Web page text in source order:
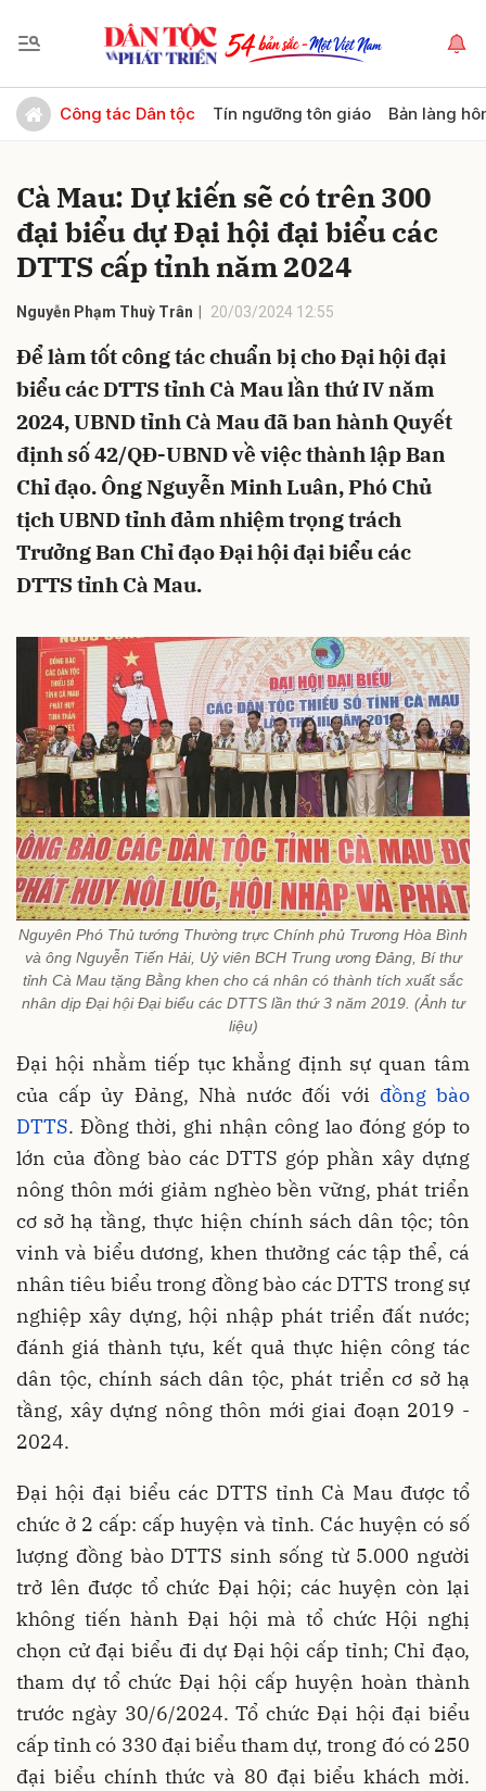
Công tác Dân tộc Tín ngưỡng tôn giáo Bản làng
Cà Mau: Dự kiến sẽ có trên 300
đại biểu dự Đại hội đại biểu các
DTTS cấp tỉnh năm 2024
Nguyễn Phạm Thuỳ Trân 20/03/2024 12:55
Để làm tốt công tác chuẩn bị cho Đại hội đại
biểu các DTTS tỉnh Cà Mau lần thứ IV năm
2024, UBND tỉnh Cà Mau đã ban hành Quyết
định số 42/QĐ-UBND về việc thành lập Ban
Chỉ đạo. Ông Nguyễn Minh Luân, Phó Chủ
tịch UBND tỉnh đảm nhiệm trọng trách
Trưởng Ban Chỉ đạo Đại hội đại biểu các
DTTS tỉnh Cà Mau.
Nguyên Phó Thủ tướng Thường trực Chính phủ Trương Hòa Bình
và ông Nguyễn Tiến Hải, Uỷ viên BCH Trung ương Đảng, Bí thư
tỉnh Cà Mau tặng Bằng khen cho cá nhân có thành tích xuất sắc
nhân dịp Đại hội Đại biểu các DTTS lần thứ 3 năm 2019. (Ảnh tư
liệu)
Đại hội nhằm tiếp tục khẳng định sự quan tâm
của cấp ủy Đảng, Nhà nước đối với đồng bào
DTTS. Đồng thời, ghi nhận công lao đóng góp to
lớn của đồng bào các DTTS góp phần xây dựng
nông thôn mới giảm nghèo bền vững, phát triển
cơ sở hạ tầng, thực hiện chính sách dân tộc; tôn
vinh và biểu dương, khen thưởng các tập thể, cá
nhân tiêu biểu trong đồng bào các DTTS trong sự
nghiệp xây dựng, hội nhập phát triển đất nước;
đánh giá thành tựu, kết quả thực hiện công tác
dân tộc, chính sách dân tộc, phát triển cơ sở hạ
tầng, xây dựng nông thôn mới giai đoạn 2019 -
2024.
Đại hội đại biểu các DTTS tỉnh Cà Mau được tổ
chức ở 2 cấp: cấp huyện và tỉnh. Các huyện có số
lượng đồng bào DTTS sinh sống từ 5.000 người
trở lên được tổ chức Đại hội; các huyện còn lại
không tiến hành Đại hội mà tổ chức Hội nghị
chọn cử đại biểu đi dự Đại hội cấp tỉnh; Chỉ đạo,
tham dự tổ chức Đại hội cấp huyện hoàn thành
trước ngày 30/6/2024. Tổ chức Đại hội đại biểu
cấp tỉnh có 330 đại biểu tham dự, trong đó có 250
đại biểu chính thức và 80 đại biểu khách mời.
Gửi bình luận